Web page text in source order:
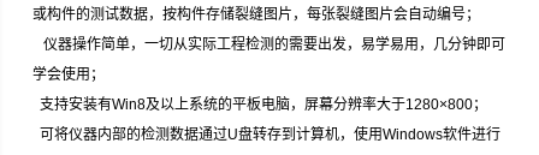
或构件的测试数据，按构件存储裂缝图片，每张裂缝图片会自动编号；
仪器操作简单，一切从实际工程检测的需要出发，易学易用，几分钟即可
学会使用；
支持安装有Win8及以上系统的平板电脑，屏幕分辨率大于1280×800；
可将仪器内部的检测数据通过U盘转存到计算机，使用Windows软件进行